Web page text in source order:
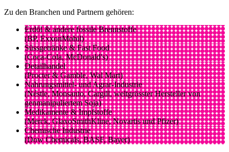
Zu den Branchen und Partnern gehören:
Erdöl & andere fossile Brennstoffe
(BP, ExxonMobil)
Süssgetränke & Fast Food
(Coca-Cola, McDonald's)
Detailhandel
(Procter & Gamble, Wal Mart)
Nahrungsmittel- und Agrar-Industrie
(Néstle, Monsanto, Cargill, weltgrösster Hersteller von
genmanipuliertem Soja)
Medikamente & Impfstoffe
(Merck, GlaxoSmithKline, Novartis und Pfizer)
Chemische Industrie
(Dow Chemicals, BASF, Bayer)